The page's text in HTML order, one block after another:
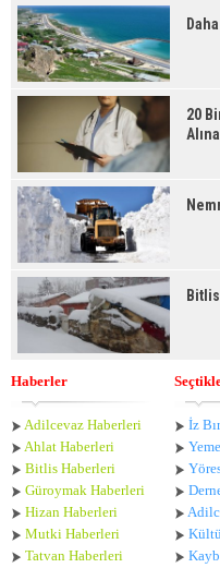
20
Haberler
Adilcevaz Haberleri
Ahlat Haberleri
Bitlis Haberleri
Güroymak Haberleri
Hizan Haberleri
Mutki Haberleri
Tatvan Haberleri
İz